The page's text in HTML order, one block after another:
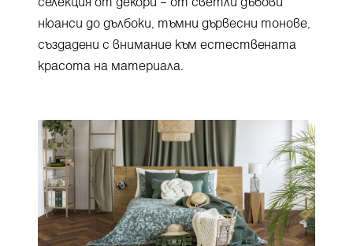
селекция от декори – от светли дъбови
нюанси до дълбоки, тъмни дървесни тонове,
създадени с внимание към естествената
красота на материала.